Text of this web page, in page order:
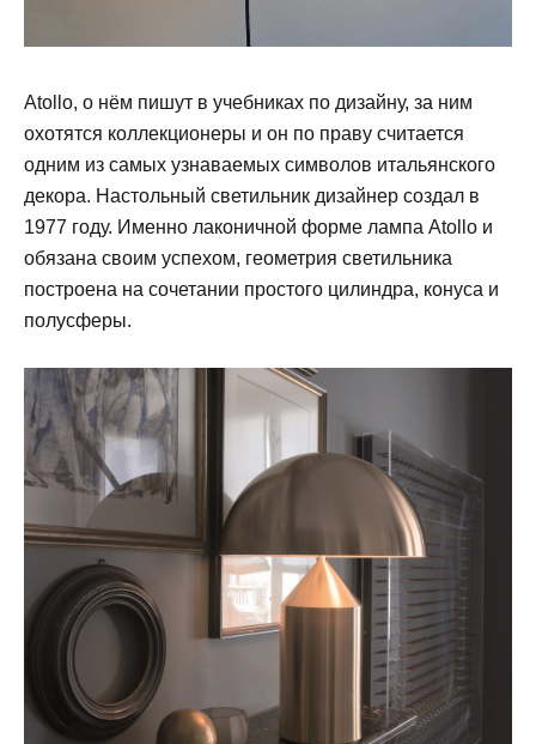
Atollo, о нём пишут в учебниках по дизайну, за ним
охотятся коллекционеры и он по праву считается
одним из самых узнаваемых символов итальянского
декора. Настольный светильник дизайнер создал в
1977 году. Именно лаконичной форме лампа Atollo и
обязана своим успехом, геометрия светильника
построена на сочетании простого цилиндра, конуса и
полусферы.